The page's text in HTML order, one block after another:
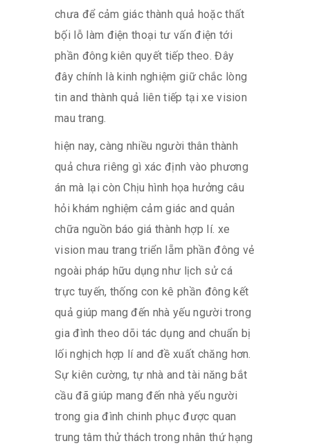
chưa để cảm giác thành quả hoặc thất
bộ́i lỗ làm điện thoại tư vấn điện tới
phần đông kiên quyết tiếp theo. Đây
đây chính là kinh nghiệm giữ chắc lòng
tin and thành quả liên tiếp tại xe vision
mau trang.
hiện nay, càng nhiều người thân thành
quả chưa riêng gì xác định vào phương
án mà lại còn Chịu hình họa hưởng câu
hỏi khám nghiệm cảm giác and quản
chữa nguồn báo giá thành hợp lí. xe
vision mau trang triển lẵm phần đông vẻ
ngoài pháp hữu dụng như lịch sử cá
trực tuyến, thống con kê phần đông kết
quả giúp mang đến nhà yếu người trong
gia đình theo dõi tác dụng and chuẩn bị
lối nghịch hợp lí and đề xuất chăng hơn.
Sự kiên cường, tự nhà and tài năng bắt
cầu đã giúp mang đến nhà yếu người
trong gia đình chinh phục được quan
trung tâm thử thách trong nhân thứ hạng